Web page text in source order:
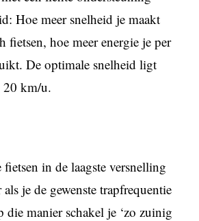
Hoe meer snelheid je maakt
fietsen, hoe meer energie je per
De optimale snelheid ligt
20 km/u.
fietsen in de laagste versnelling
je de gewenste trapfrequentie
die manier schakel je ‘zo zuinig